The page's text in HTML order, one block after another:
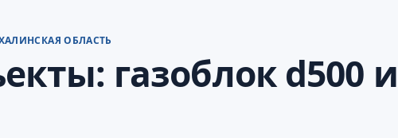
ОБЛАСТЬ
газоблок d500